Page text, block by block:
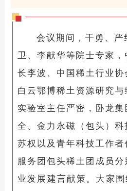
会议期间，干勇、严
卫、李献华等院士专家
长李波、中国稀土行业协
白云鄂博稀土资源研究
实验室主任严密，卧龙
全、金力永磁（包头）
苏权以及青年科技工作
服务团包头稀土团成员
业发展建言献策。大家围